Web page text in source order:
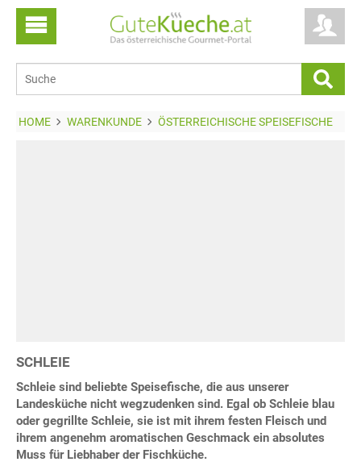
HOME WARENKUNDE ÖSTERREICHISCHE SPEISEFISCHE
SCHLEIE
Schleie sind beliebte Speisefische, die aus unserer
Landesküche nicht wegzudenken sind. Egal ob Schleie blau
oder gegrillte Schleie, sie ist mit ihrem festen Fleisch und
ihrem angenehm aromatischen Geschmack ein absolutes
Muss für Liebhaber der Fischküche.